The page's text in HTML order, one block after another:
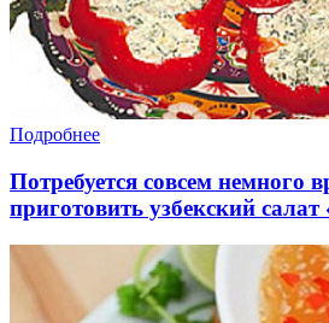
Подробнее
Потребуется совсем немного
приготовить узбекский салат